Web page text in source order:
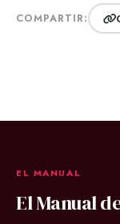
COMPARTIR:
EL MANUAL
El Manual